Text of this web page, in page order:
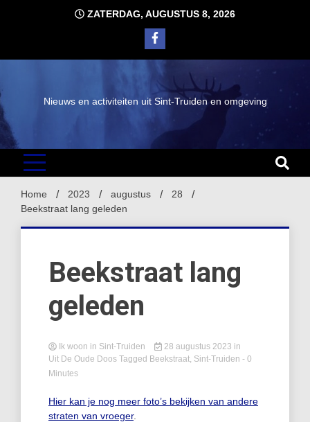
ZATERDAG, AUGUSTUS 8, 2026
Nieuws en activiteiten uit Sint-Truiden en omgeving
Home 2023 augustus
28
Beekstraat lang geleden
Beekstraat lang
geleden
Ik woon in Sint-Truiden 28 augustus 2023 in
Uit De Oude Doos Tagged Beekstraat, Sint-Truiden - 0
Minutes
Hier kan je nog meer foto’s bekijken van andere
straten van vroeger.